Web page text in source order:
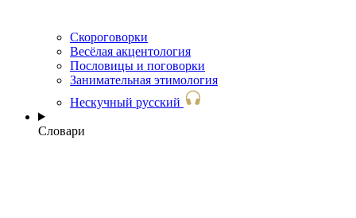
Скороговорки
Весёлая акцентология
Пословицы и поговорки
Занимательная этимология
Нескучный русский
Словари